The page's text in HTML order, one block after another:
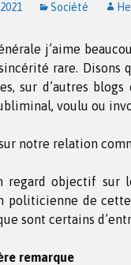
Société
j’aime
rare. Disons
sur d’autres
voulu ou
notre relation
regard objectif sur
politicienne de
sont certains
remarque